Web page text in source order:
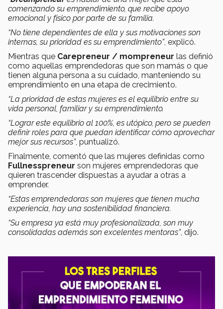
comenzando su emprendimiento, que recibe apoyo
emocional y físico por parte de su familia.
“No tiene dependientes de ella y sus motivaciones son
internas, su prioridad es su emprendimiento”, explicó.
Mientras que Carepreneur / mompreneur las definió
como aquellas emprendedoras que son mamás o que
tienen alguna persona a su cuidado, manteniendo su
emprendimiento en una etapa de crecimiento.
“La prioridad de estas mujeres es el equilibrio entre su
vida personal, familiar y su emprendimiento.
“Lograr este equilibrio al 100%, es utópico, pero se pueden
definir roles para que puedan identificar cómo aprovechar
mejor sus recursos”, puntualizó.
Finalmente, comentó que las mujeres definidas como
Fullnesspreneur son mujeres emprendedoras que
quieren trascender dispuestas a ayudar a otras a
emprender.
“Estas emprendedoras son mujeres que tienen mucha
experiencia, hay una sostenibilidad financiera.
“Su empresa ya está muy profesionalizada, son muy
consolidadas además son excelentes mentoras”, dijo.